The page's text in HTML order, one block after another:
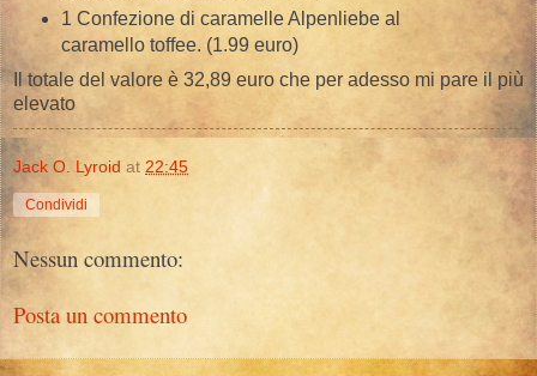
1 Confezione di caramelle Alpenliebe al
caramello toffee. (1.99 euro)
Il totale del valore è 32,89 euro che per adesso mi pare il più
elevato
Jack O. Lyroid at 22:45
Condividi
Nessun commento:
Posta un commento